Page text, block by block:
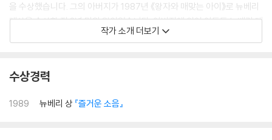
을 수상했습니다. 그의 아버지가 1987년 《왕자와 매맞는 아이》로 뉴베리
대상을 수상한 지 2년 만의 일이었습니다. 아버지에 이어 아들도 뉴베리 대
상을 받으며, 부자 모두 미국 어린이문학을 대표하는 작가로 자리매김하였
많은 문학상을 받는 성취를 이루었고, 2012년에는 국제 한스 크리스티안
사람들》, 《웨슬리나라》, 《바람을 만드는 소년》 등이 있습니다.
작가 소개 더보기
수상경력
1989 뉴베리 상 『즐거운 소음』